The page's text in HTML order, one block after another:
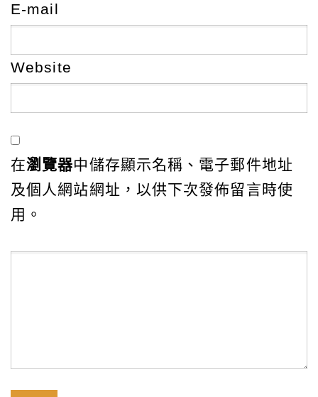
E-mail
Website
在瀏覽器中儲存顯示名稱、電子郵件地址
及個人網站網址，以供下次發佈留言時使
用。